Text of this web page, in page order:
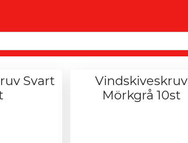
Svart
Vindskiveskruv
Mörkgrå 10st